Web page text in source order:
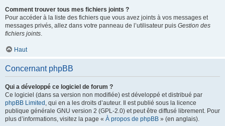
Comment trouver tous mes fichiers joints ?
Pour accéder à la liste des fichiers que vous avez joints à vos messages et
messages privés, allez dans votre panneau de l’utilisateur puis Gestion des
fichiers joints.
Haut
Concernant phpBB
Qui a développé ce logiciel de forum ?
Ce logiciel (dans sa version non modifiée) est développé et distribué par
phpBB Limited , qui en a les droits d’auteur. Il est publié sous la licence
publique générale GNU version 2 (GPL-2.0) et peut être diffusé librement. Pour
plus d’informations, visitez la page « À propos de phpBB » (en anglais).